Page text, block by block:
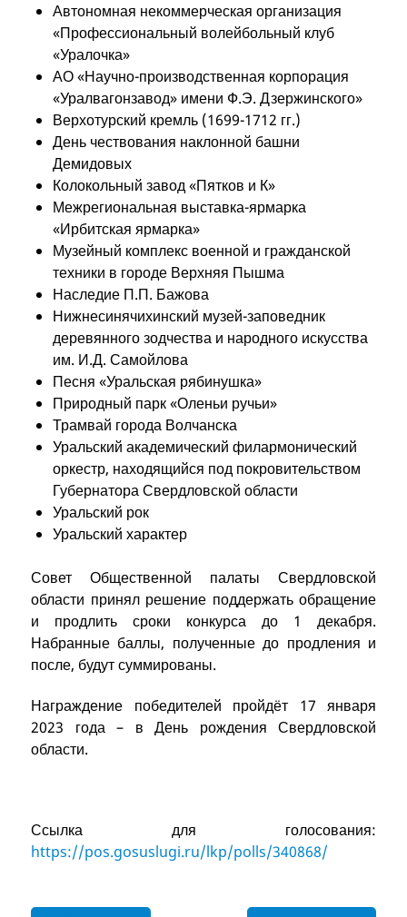
Автономная некоммерческая организация
«Профессиональный волейбольный клуб
«Уралочка»
АО «Научно-производственная корпорация
«Уралвагонзавод» имени Ф.Э. Дзержинского»
Верхотурский кремль (1699-1712 гг.)
День чествования наклонной башни
Демидовых
Колокольный завод «Пятков и К»
Межрегиональная выставка-ярмарка
«Ирбитская ярмарка»
Музейный комплекс военной и гражданской
техники в городе Верхняя Пышма
Наследие П.П. Бажова
Нижнесинячихинский музей-заповедник
деревянного зодчества и народного искусства
им. И.Д. Самойлова
Песня «Уральская рябинушка»
Природный парк «Оленьи ручьи»
Трамвай города Волчанска
Уральский академический филармонический
оркестр, находящийся под покровительством
Губернатора Свердловской области
Уральский рок
Уральский характер
Совет Общественной палаты Свердловской
области принял решение поддержать обращение
и продлить сроки конкурса до 1 декабря.
Набранные баллы, полученные до продления и
после, будут суммированы.
Награждение победителей пройдёт 17 января
2023 года – в День рождения Свердловской
области.
Ссылка для голосования:
https://pos.gosuslugi.ru/lkp/polls/340868/